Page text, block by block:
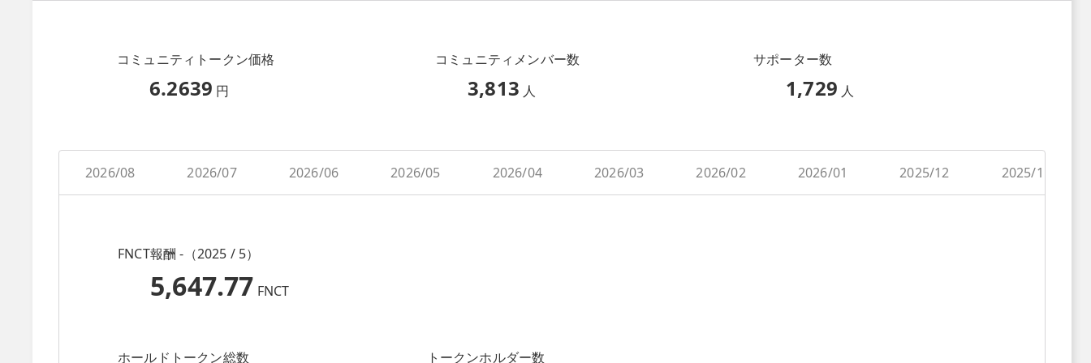
コミュニティトークン価格
6.2639 円
コミュニティメンバー数
3,813 人
サポーター数
1,729 人
2026/08 2026/07 2026/06 2026/05 2026/04 2026/03 2026/02 2026/01 2025/12 2025/11
FNCT報酬 -（2025 / 5）
5,647.77 FNCT
ホールドトークン総数 トークンホルダー数